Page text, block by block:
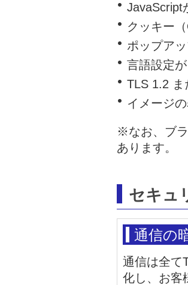
JavaScript
クッキー
ポップア
言語設定が
TLS 1.2 ま
イメージ
※なお、ブ
あります。
セキュ
通信の
通信は全て
化し、お客